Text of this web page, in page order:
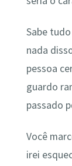
Sabe
nada
pessoa
guardo
passado
Você
irei